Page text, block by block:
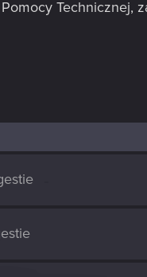
Technicznej,